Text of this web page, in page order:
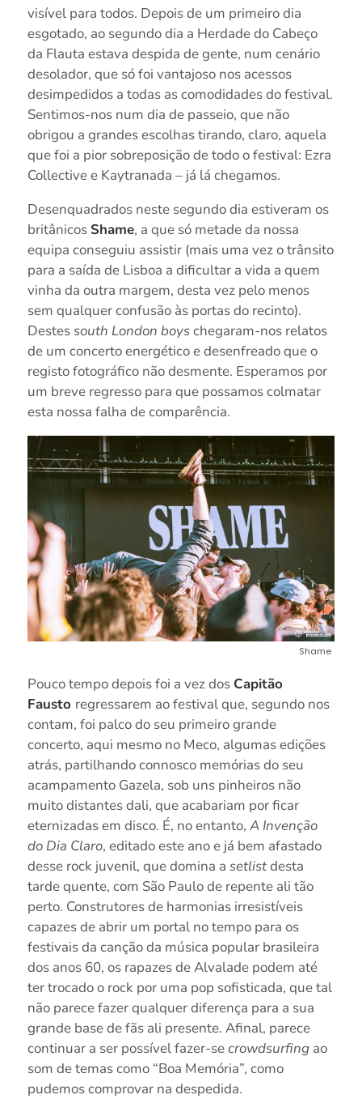
visível para todos. Depois de um primeiro dia
esgotado, ao segundo dia a Herdade do Cabeço
da Flauta estava despida de gente, num cenário
desolador, que só foi vantajoso nos acessos
desimpedidos a todas as comodidades do festival.
Sentimos-nos num dia de passeio, que não
obrigou a grandes escolhas tirando, claro, aquela
que foi a pior sobreposição de todo o festival: Ezra
Collective e Kaytranada – já lá chegamos.
Desenquadrados neste segundo dia estiveram os
britânicos Shame, a que só metade da nossa
equipa conseguiu assistir (mais uma vez o trânsito
para a saída de Lisboa a dificultar a vida a quem
vinha da outra margem, desta vez pelo menos
sem qualquer confusão às portas do recinto).
Destessouth London boyschegaram-nos relatos
de um concerto energético e desenfreado que o
registo fotográfico não desmente. Esperamos por
um breve regresso para que possamos colmatar
esta nossa falha de comparência.
Shame
Pouco tempo depois foi a vez dos Capitão
Fausto regressarem ao festival que, segundo nos
contam, foi palco do seu primeiro grande
concerto, aqui mesmo no Meco, algumas edições
atrás, partilhando connosco memórias do seu
acampamento Gazela, sob uns pinheiros não
muito distantes dali, que acabariam por ficar
eternizadas em disco. É, no entanto, A Invenção
do Dia Claro, editado este ano e já bem afastado
desse rock juvenil, que domina a setlistdesta
tarde quente, com São Paulo de repente ali tão
perto. Construtores de harmonias irresistíveis
capazes de abrir um portal no tempo para os
festivais da canção da música popular brasileira
dos anos 60, os rapazes de Alvalade podem até
ter trocado o rock por uma pop sofisticada, que tal
não parece fazer qualquer diferença para a sua
grande base de fãs ali presente. Afinal, parece
continuar a ser possível fazer-secrowdsurfingao
som de temas como “Boa Memória”, como
pudemos comprovar na despedida.